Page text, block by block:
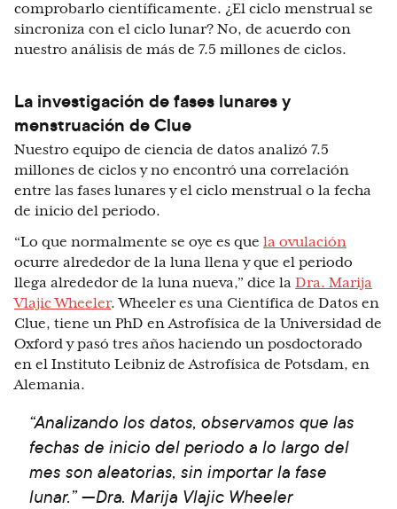
comprobarlo científicamente. ¿El ciclo menstrual se
sincroniza con el ciclo lunar? No, de acuerdo con
nuestro análisis de más de 7.5 millones de ciclos.
La investigación de fases lunares y
menstruación de Clue
Nuestro equipo de ciencia de datos analizó 7.5
millones de ciclos y no encontró una correlación
entre las fases lunares y el ciclo menstrual o la fecha
de inicio del periodo.
“Lo que normalmente se oye es que la ovulación
ocurre alrededor de la luna llena y que el periodo
llega alrededor de la luna nueva,” dice la Dra. Marija
Vlajic Wheeler. Wheeler es una Científica de Datos en
Clue, tiene un PhD en Astrofísica de la Universidad de
Oxford y pasó tres años haciendo un posdoctorado
en el Instituto Leibniz de Astrofísica de Potsdam, en
Alemania.
“Analizando los datos, observamos que las
fechas de inicio del periodo a lo largo del
mes son aleatorias, sin importar la fase
lunar.” —Dra. Marija Vlajic Wheeler